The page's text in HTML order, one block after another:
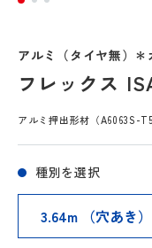
アルミ（タイヤ無）＊
フレックス
アルミ押出形材（A6063S-
種別を選択